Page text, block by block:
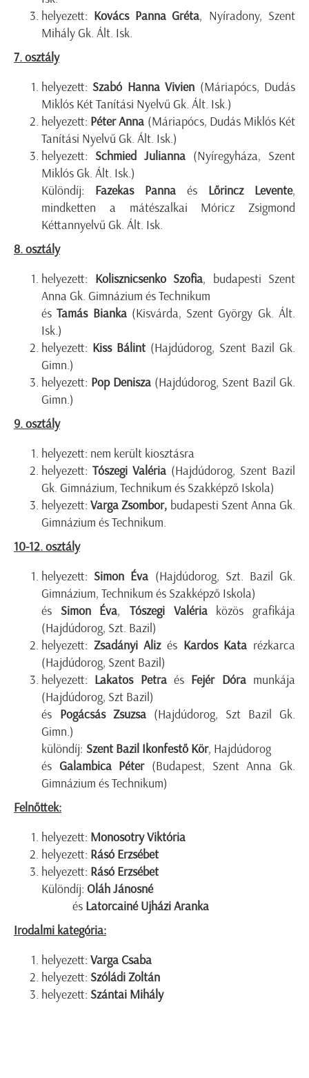
helyezett: Kovács Panna Gréta, Nyíradony, Szent
Mihály Gk. Ált. Isk.
7. osztály
helyezett: Szabó Hanna Vivien (Máriapócs, Dudás
Miklós Két Tanítási Nyelvű Gk. Ált. Isk.)
helyezett: Péter Anna (Máriapócs, Dudás Miklós Két
Tanítási Nyelvű Gk. Ált. Isk.)
helyezett: Schmied Julianna (Nyíregyháza, Szent
Miklós Gk. Ált. Isk.)
Különdíj: Fazekas Panna és Lőrincz Levente,
mindketten a mátészalkai Móricz Zsigmond
Kéttannyelvű Gk. Ált. Isk.
8. osztály
helyezett: Kolisznicsenko Szofia, budapesti Szent
Anna Gk. Gimnázium és Technikum
ésTamás Bianka(Kisvárda, Szent György Gk. Ált.
Isk.)
helyezett: Kiss Bálint (Hajdúdorog, Szent Bazil Gk.
Gimn.)
helyezett: Pop Denisza (Hajdúdorog, Szent Bazil Gk.
Gimn.)
9. osztály
helyezett: nem került kiosztásra
helyezett: Tószegi Valéria (Hajdúdorog, Szent Bazil
Gk. Gimnázium, Technikum és Szakképző Iskola)
helyezett: Varga Zsombor, budapesti Szent Anna Gk.
Gimnázium és Technikum.
10-12. osztály
helyezett: Simon Éva (Hajdúdorog, Szt. Bazil Gk.
Gimnázium, Technikum és Szakképző Iskola)
és Simon Éva,Tószegi Valériaközös grafikája
(Hajdúdorog, Szt. Bazil)
helyezett: Zsadányi Alizés Kardos Kata rézkarca
(Hajdúdorog, Szent Bazil)
helyezett: Lakatos Petraés Fejér Dóramunkája
(Hajdúdorog, Szt Bazil)
és Pogácsás Zsuzsa (Hajdúdorog, Szt Bazil Gk.
Gimn.)
különdíj: Szent Bazil Ikonfestő Kör, Hajdúdorog
és Galambica Péter(Budapest, Szent Anna Gk.
Gimnázium és Technikum)
Felnőttek:
helyezett: Monosotry Viktória
helyezett: Rásó Erzsébet
helyezett: Rásó Erzsébet
Különdíj: Oláh Jánosné
és Latorcainé Ujházi Aranka
Irodalmi kategória:
helyezett: Varga Csaba
helyezett: Szóládi Zoltán
helyezett: Szántai Mihály